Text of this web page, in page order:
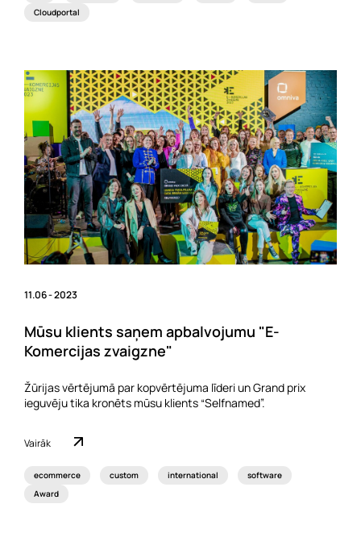
Cloudportal
11.06 - 2023
Mūsu klients saņem apbalvojumu "E-
Komercijas zvaigzne"
Žūrijas vērtējumā par kopvērtējuma līderi un Grand prix
ieguvēju tika kronēts mūsu klients “Selfnamed”.
Vairāk
ecommerce custom international
software
Award